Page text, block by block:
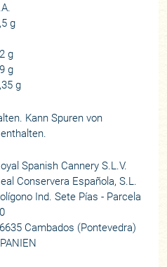
g
g
g
g
Kann Spuren von
Spanish Cannery S.L.V.
Conservera Española, S.L.
Ind. Sete Pías - Parcela
Cambados (Pontevedra)